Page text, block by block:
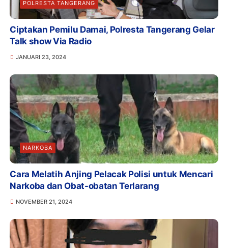
POLRESTA TANGERANG
Ciptakan Pemilu Damai, Polresta Tangerang Gelar
Talk show Via Radio
JANUARI 23, 2024
NARKOBA
Cara Melatih Anjing Pelacak Polisi untuk Mencari
Narkoba dan Obat-obatan Terlarang
NOVEMBER 21, 2024